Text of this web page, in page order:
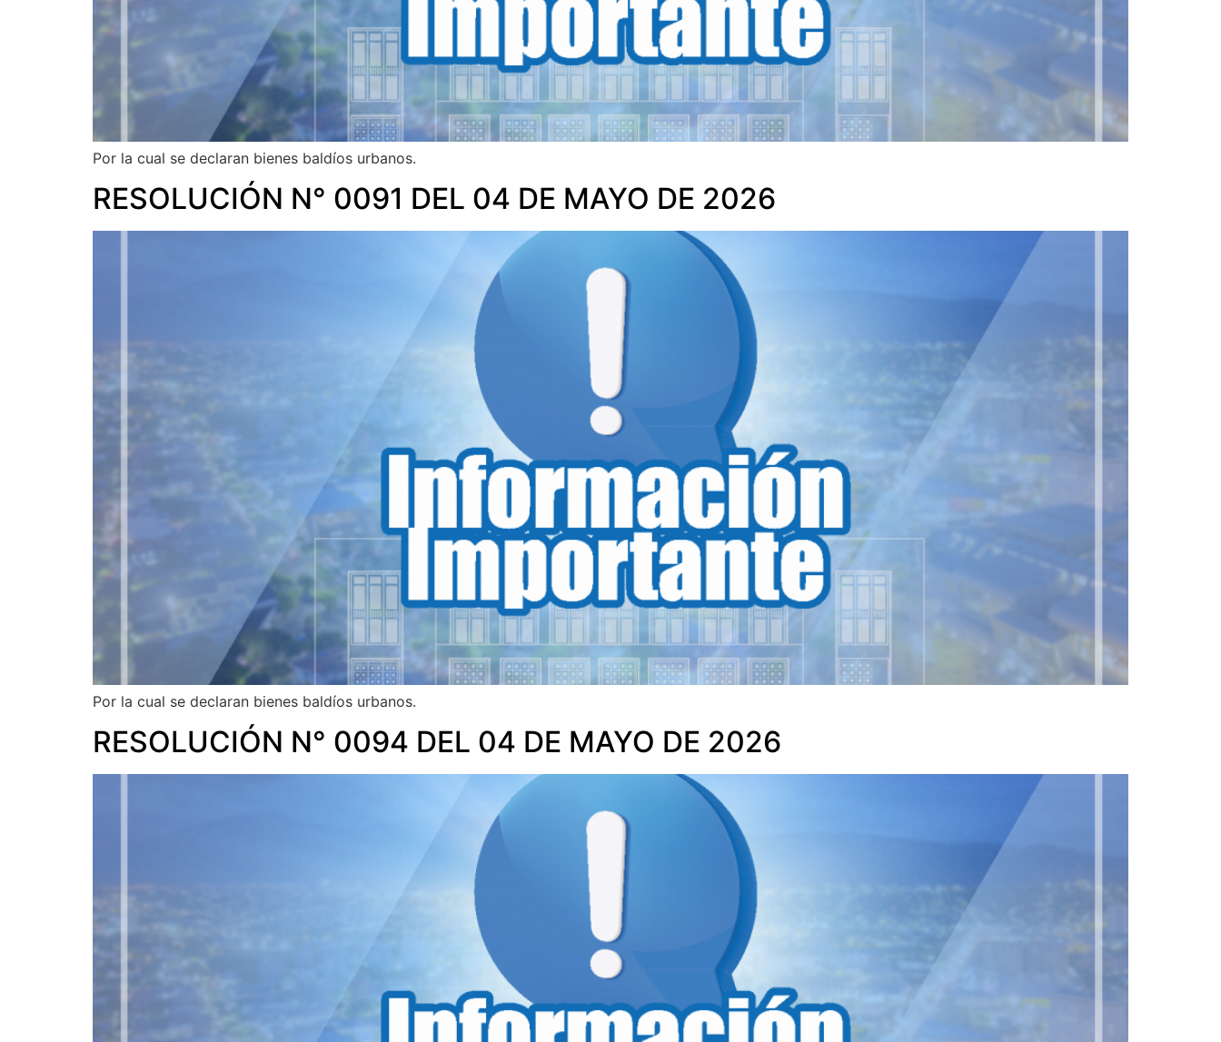
Por la cual se declaran bienes baldíos urbanos.
RESOLUCIÓN N° 0091 DEL 04 DE MAYO DE 2026
Por la cual se declaran bienes baldíos urbanos.
RESOLUCIÓN N° 0094 DEL 04 DE MAYO DE 2026